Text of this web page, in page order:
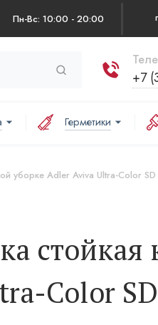
Пн-Вс: 10:00 - 20:00
+7
Герметики
уборке Adler Aviva Ultra-Color
стойкая
Color SD